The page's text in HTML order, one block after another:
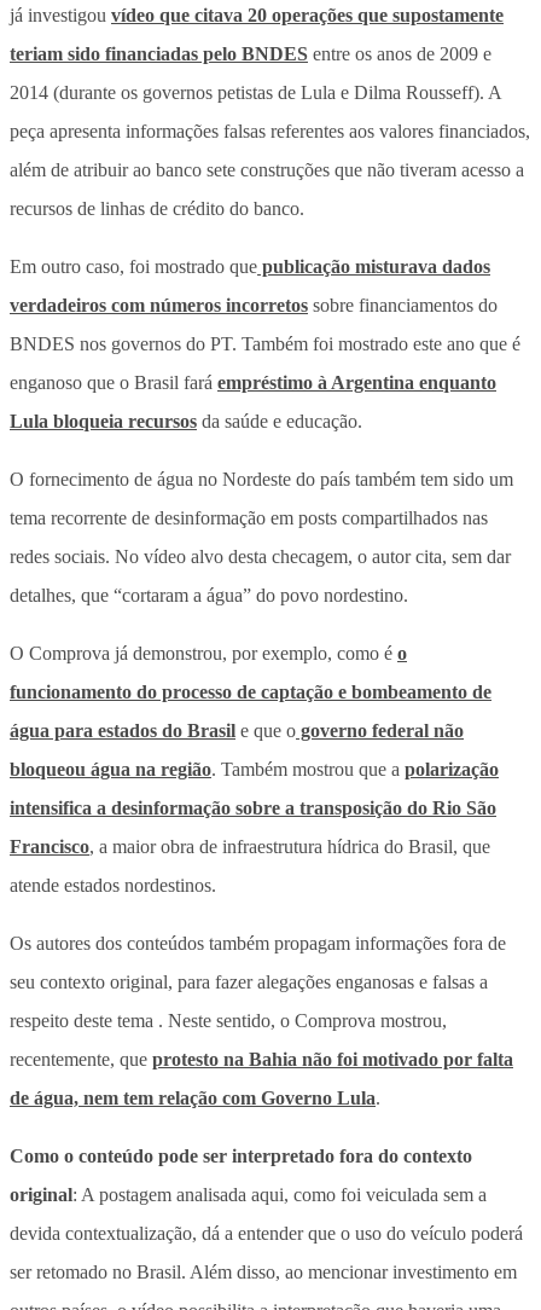
já investigou vídeo que citava 20 operações que supostamente
teriam sido financiadas pelo BNDES entre os anos de 2009 e
2014 (durante os governos petistas de Lula e Dilma Rousseff). A
peça apresenta informações falsas referentes aos valores financiados,
além de atribuir ao banco sete construções que não tiveram acesso a
recursos de linhas de crédito do banco.
Em outro caso, foi mostrado que publicação misturava dados
verdadeiros com números incorretos sobre financiamentos do
BNDES nos governos do PT. Também foi mostrado este ano que é
enganoso que o Brasil fará empréstimo à Argentina enquanto
Lula bloqueia recursos da saúde e educação.
O fornecimento de água no Nordeste do país também tem sido um
tema recorrente de desinformação em posts compartilhados nas
redes sociais. No vídeo alvo desta checagem, o autor cita, sem dar
detalhes, que “cortaram a água” do povo nordestino.
O Comprova já demonstrou, por exemplo, como é o
funcionamento do processo de captação e bombeamento de
água para estados do Brasil e que o governo federal não
bloqueou água na região. Também mostrou que a polarização
intensifica a desinformação sobre a transposição do Rio São
Francisco, a maior obra de infraestrutura hídrica do Brasil, que
atende estados nordestinos.
Os autores dos conteúdos também propagam informações fora de
seu contexto original, para fazer alegações enganosas e falsas a
respeito deste tema . Neste sentido, o Comprova mostrou,
recentemente, que protesto na Bahia não foi motivado por falta
de água, nem tem relação com Governo Lula.
Como o conteúdo pode ser interpretado fora do contexto
original: A postagem analisada aqui, como foi veiculada sem a
devida contextualização, dá a entender que o uso do veículo poderá
ser retomado no Brasil. Além disso, ao mencionar investimento em